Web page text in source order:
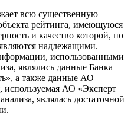
всю существенную
рейтинга, имеющуюся
и качество которой, по
надлежащими.
использованными
являлись данные Банка
а также данные АО
АО «Эксперт
являлась достаточной